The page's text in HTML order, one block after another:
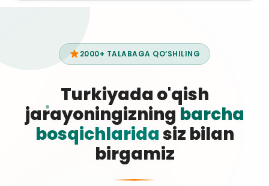
2000+ TALABAGA QO‘SHILING
Turkiyada o'qish
jarayoningizning barcha
bosqichlaridasiz bilan
birgamiz